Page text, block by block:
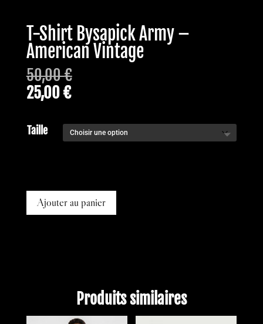
T-Shirt Bysapick Army –
American Vintage
50,00€
25,00€
Taille
Ajouter au panier
Produits similaires